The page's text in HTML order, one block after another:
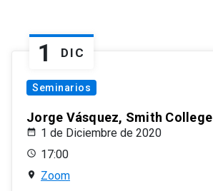
1 DIC
Seminarios
Jorge Vásquez, Smith College
1 de Diciembre de 2020
17:00
Zoom